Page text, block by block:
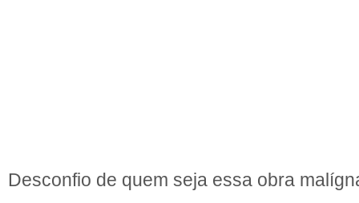
Desconfio de quem seja essa obra